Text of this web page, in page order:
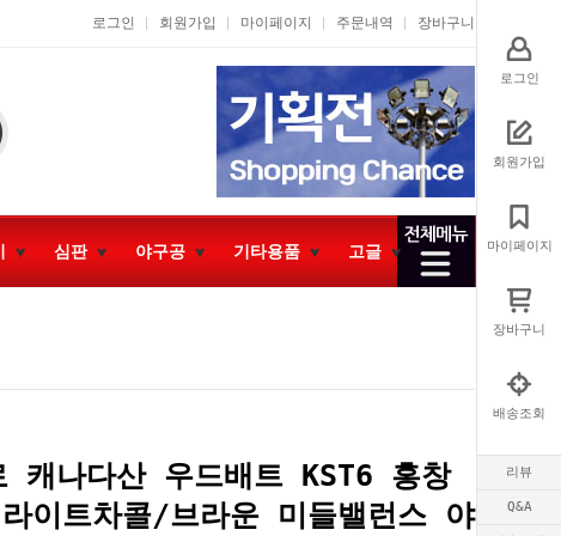
로그인
회원가입
마이페이지
장바구니
배송조회
리뷰
Q&A
로그인 회원가입 마이페이지 주문내역 장바구니
심판 야구공 기타용품 고글
캐나다산 우드배트 KST6 홍창
이트차콜/브라운 미들밸런스 야